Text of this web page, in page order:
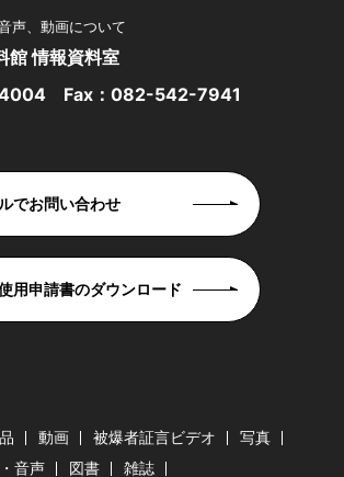
声、動画について
館 情報資料室
Fax：082-542-7941
でお問い合わせ
用申請書のダウンロード
動画 被爆者証言ビデオ
写真
音声 図書 雑誌